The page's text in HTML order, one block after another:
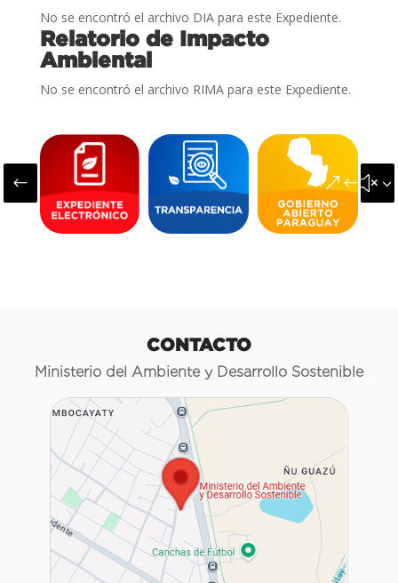
No se encontró el archivo DIA para este Expediente.
Relatorio de Impacto
Ambiental
No se encontró el archivo RIMA para este Expediente.
#
CONTACTO
Ministerio del Ambiente y Desarrollo Sostenible